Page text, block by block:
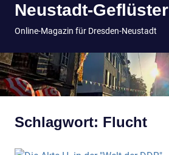
InhaltNeustadt-Geflüster
Online-Magazin für Dresden-Neustadt
Schlagwort: Flucht